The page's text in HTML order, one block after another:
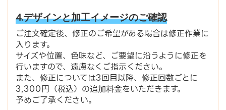
4.デザインと加工イメージのご確認
ご注文確定後、修正のご希望がある場合は修正作業に
入ります。
サイズや位置、色味など、ご要望に沿うように修正を
行いますので、遠慮なくご指示ください。
また、修正については3回目以降、修正回数ごとに
3,300円（税込）の追加料金をいただきます。
予めご了承ください。